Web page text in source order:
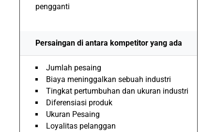
pengganti
Persaingan di antara kompetitor yang ada
Jumlah pesaing
Biaya meninggalkan sebuah industri
Tingkat pertumbuhan dan ukuran industri
Diferensiasi produk
Ukuran Pesaing
Loyalitas pelanggan